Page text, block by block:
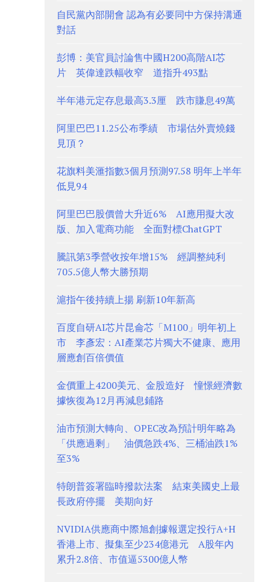
自民黨內部開會 認為有必要同中方保持溝通
對話
彭博：美官員討論售中國H200高階AI芯
片 英偉達跌幅收窄 道指升493點
半年港元定存息最高3.3厘 跌市賺息49萬
阿里巴巴11.25公布季績 市場估外賣燒錢
見頂？
花旗料美滙指數3個月預測97.58 明年上半年
低見94
阿里巴巴股價曾大升近6% AI應用擬大改
版、加入電商功能 全面對標ChatGPT
騰訊第3季營收按年增15% 經調整純利
705.5億人幣大勝預期
滬指午後持續上揚 刷新10年新高
百度自研AI芯片昆侖芯「M100」明年初上
市 李彥宏：AI產業芯片獨大不健康、應用
層應創百倍價值
金價重上4200美元、金股造好 憧憬經濟數
據恢復為12月再減息鋪路
油市預測大轉向、OPEC改為預計明年略為
「供應過剩」 油價急跌4%、三桶油跌1%
至3%
特朗普簽署臨時撥款法案 結束美國史上最
長政府停擺 美期向好
NVIDIA供應商中際旭創據報選定投行A+H
香港上市、擬集至少234億港元 A股年內
累升2.8倍、市值逼5300億人幣